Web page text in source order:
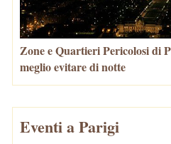
Zone e Quartieri Pericolosi di
meglio evitare di notte
Eventi a Parigi